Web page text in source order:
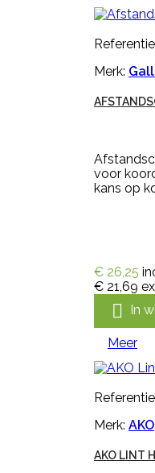
Merk:
voor
kans op
€ 26,25
€ 21,69
 In
Meer
Merk: AKO
AKO LINT